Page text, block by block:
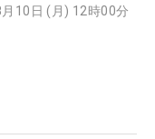
10日 (月) 12時00分